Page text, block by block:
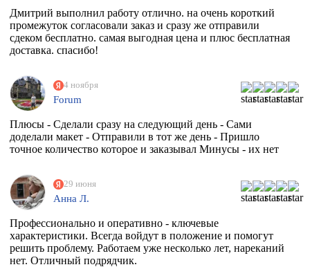
Дмитрий выполнил работу отлично. на очень короткий
промежуток согласовали заказ и сразу же отправили
сдеком бесплатно. самая выгодная цена и плюс бесплатная
доставка. спасибо!
4 ноября
Forum
Плюсы - Сделали сразу на следующий день - Сами
доделали макет - Отправили в тот же день - Пришло
точное количество которое и заказывал Минусы - их нет
29 июня
Анна Л.
Профессионально и оперативно - ключевые
характеристики. Всегда войдут в положение и помогут
решить проблему. Работаем уже несколько лет, нареканий
нет. Отличный подрядчик.